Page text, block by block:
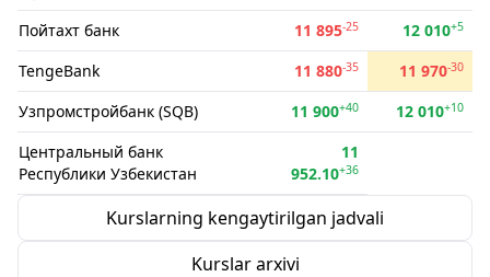
Пойтахт банк 11 895-25 12 010+5
TengeBank 11 880-35 11 970-30
Узпромстройбанк (SQB) 11 900+40 12 010+10
Центральный банк
Республики Узбекистан
11
952.10+36
Kurslarning kengaytirilgan jadvali
Kurslar arxivi